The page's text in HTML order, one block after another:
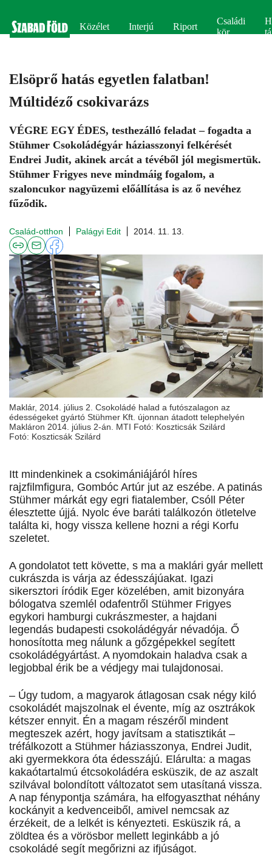
Közélet Interjú Riport
Családi
kör
Elsöprő hatás egyetlen falatban!
Múltidéző csokivarázs
VÉGRE EGY ÉDES, testhezálló feladat – fogadta a
Stühmer Csokoládégyár háziasszonyi felkérését
Endrei Judit, akinek arcát a tévéből jól megismertük.
Stühmer Frigyes neve mindmáig fogalom, a
szaloncukor nagyüzemi előállítása is az ő nevéhez
fűződik.
Család-otthon Palágyi Edit 2014. 11. 13.
Maklár, 2014. július 2. Csokoládé halad a futószalagon az
édességeket gyártó Stühmer Kft. újonnan átadott telephelyén
Makláron 2014. július 2-án. MTI Fotó: Koszticsák Szilárd
Fotó: Koszticsák Szilárd
Itt mindenkinek a csokimániájáról híres
rajzfilmfigura, Gombóc Artúr jut az eszébe. A patinás
Stühmer márkát egy egri fiatalember, Csóll Péter
élesztette újjá. Nyolc éve baráti találkozón ötletelve
találta ki, hogy vissza kellene hozni a régi Korfu
szeletet.
A gondolatot tett követte, s ma a maklári gyár mellett
cukrászda is várja az édesszájúakat. Igazi
sikersztori íródik Eger közelében, amit bizonyára
bólogatva szemlél odafentről Stühmer Frigyes
egykori hamburgi cukrászmester, a hajdani
legendás budapesti csokoládégyár névadója. Ő
honosította meg nálunk a gőzgépekkel segített
csokoládégyártást. A nyomdokain haladva csak a
legjobbal érik be a védjegy mai tulajdonosai.
– Úgy tudom, a magyarok átlagosan csak négy kiló
csokoládét majszolnak el évente, míg az osztrákok
kétszer ennyit. Én a magam részéről mindent
megteszek azért, hogy javítsam a statisztikát –
tréfálkozott a Stühmer háziasszonya, Endrei Judit,
aki gyermekkora óta édesszájú. Elárulta: a magas
kakaótartalmú étcsokoládéra esküszik, de az aszalt
szilvával bolondított változatot sem utasítaná vissza.
A nap fénypontja számára, ha elfogyaszthat néhány
kockányit a kedvenceiből, amivel nemcsak az
érzékeit, de a lelkét is kényezteti. Esküszik rá, a
zöldtea és a vörösbor mellett leginkább a jó
csokoládé segít megőrizni az ifjúságot.